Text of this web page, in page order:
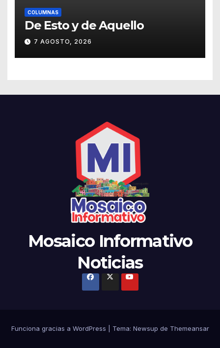
COLUMNAS
De Esto y de Aquello
7 AGOSTO, 2026
Mosaico Informativo
Noticias
Funciona gracias a WordPress Tema: Newsup de Themeansar